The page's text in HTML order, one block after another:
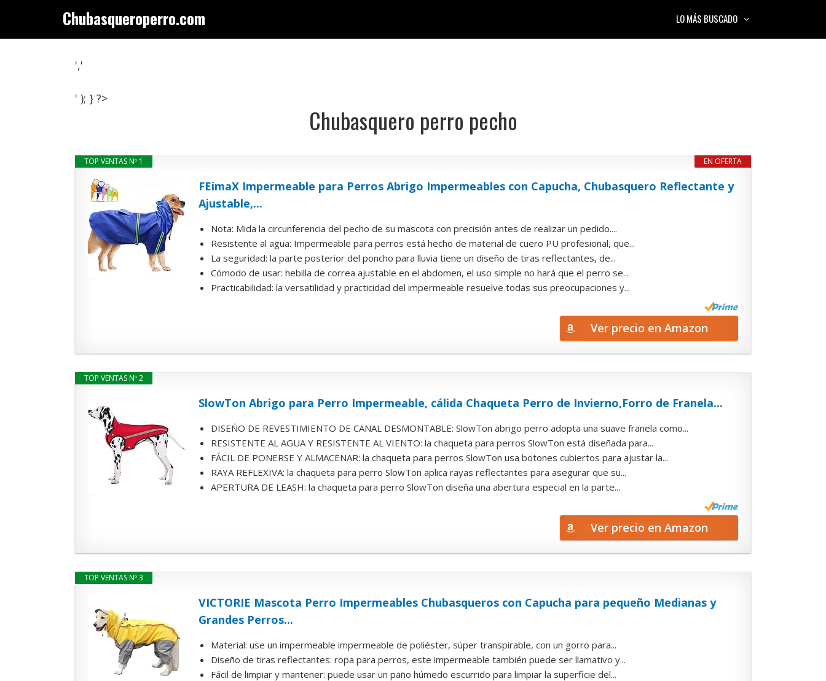
contenido
Chubasqueroperro.com LO MÁS BUSCADO
','
' ); } ?>
Chubasquero perro pecho
EN OFERTA
TOP VENTAS Nº 1
FEimaX Impermeable para Perros Abrigo Impermeables con Capucha, Chubasquero Reflectante y
Ajustable,...
Nota: Mida la circunferencia del pecho de su mascota con precisión antes de realizar un pedido....
Resistente al agua: Impermeable para perros está hecho de material de cuero PU profesional, que...
La seguridad: la parte posterior del poncho para lluvia tiene un diseño de tiras reflectantes, de...
Cómodo de usar: hebilla de correa ajustable en el abdomen, el uso simple no hará que el perro se...
Practicabilidad: la versatilidad y practicidad del impermeable resuelve todas sus preocupaciones y...
Ver precio en Amazon
TOP VENTAS Nº 2
SlowTon Abrigo para Perro Impermeable, cálida Chaqueta Perro de Invierno,Forro de Franela...
DISEÑO DE REVESTIMIENTO DE CANAL DESMONTABLE: SlowTon abrigo perro adopta una suave franela como...
RESISTENTE AL AGUA Y RESISTENTE AL VIENTO: la chaqueta para perros SlowTon está diseñada para...
FÁCIL DE PONERSE Y ALMACENAR: la chaqueta para perros SlowTon usa botones cubiertos para ajustar la...
RAYA REFLEXIVA: la chaqueta para perro SlowTon aplica rayas reflectantes para asegurar que su...
APERTURA DE LEASH: la chaqueta para perro SlowTon diseña una abertura especial en la parte...
Ver precio en Amazon
TOP VENTAS Nº 3
VICTORIE Mascota Perro Impermeables Chubasqueros con Capucha para pequeño Medianas y
Grandes Perros...
Material: use un impermeable impermeable de poliéster, súper transpirable, con un gorro para...
Diseño de tiras reflectantes: ropa para perros, este impermeable también puede ser llamativo y...
Fácil de limpiar y mantener: puede usar un paño húmedo escurrido para limpiar la superficie del...